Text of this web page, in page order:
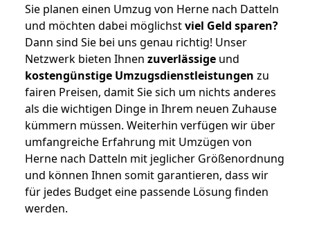
Sie planen einen Umzug von Herne nach Datteln
und möchten dabei möglichstviel Geld sparen?
Dann sind Sie bei uns genau richtig! Unser
Netzwerk bieten Ihnen zuverlässige und
kostengünstige Umzugsdienstleistungen zu
fairen Preisen, damit Sie sich um nichts anderes
als die wichtigen Dinge in Ihrem neuen Zuhause
kümmern müssen. Weiterhin verfügen wir über
umfangreiche Erfahrung mit Umzügen von
Herne nach Datteln mit jeglicher Größenordnung
und können Ihnen somit garantieren, dass wir
für jedes Budget eine passende Lösung finden
werden.